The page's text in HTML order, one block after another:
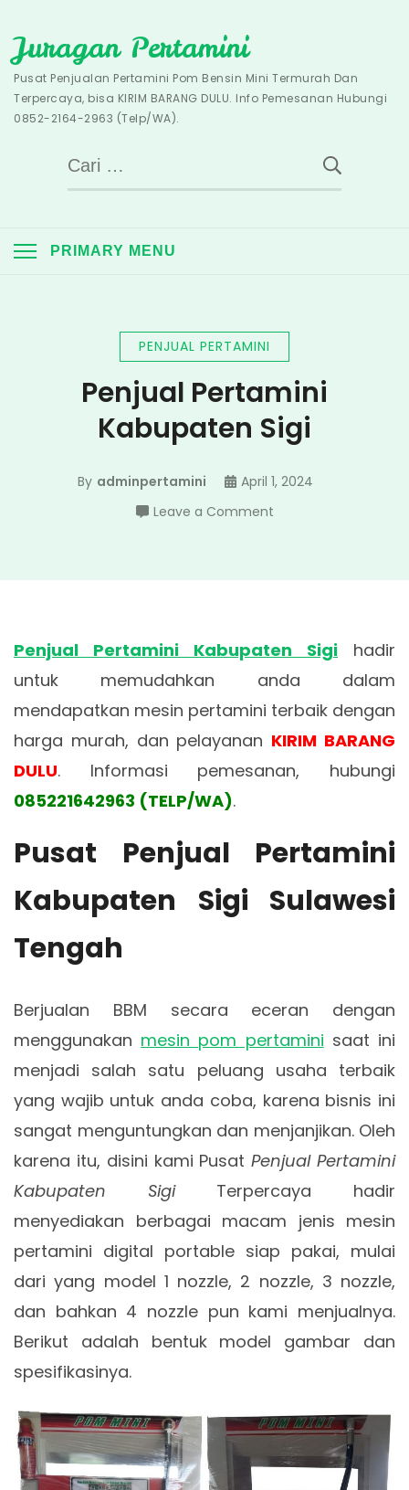
to
content
Juragan Pertamini
Pusat Penjualan Pertamini Pom Bensin Mini Termurah Dan
Terpercaya, bisa KIRIM BARANG DULU. Info Pemesanan Hubungi
0852-2164-2963 (Telp/WA).
Cari
untuk:
PRIMARY MENU
PENJUAL PERTAMINI
Penjual Pertamini
Kabupaten Sigi
By adminpertamini
April 1, 2024
Leave a Commenton
Kabupaten
Penjual Pertamini Kabupaten Sigi hadir
untuk memudahkan anda dalam
mendapatkan mesin pertamini terbaik dengan
harga murah, dan pelayanan KIRIM BARANG
DULU. Informasi pemesanan, hubungi
085221642963 (TELP/WA).
Pusat Penjual Pertamini
Kabupaten Sigi Sulawesi
Tengah
Berjualan BBM secara eceran dengan
menggunakan mesin pom pertamini saat ini
menjadi salah satu peluang usaha terbaik
yang wajib untuk anda coba, karena bisnis ini
sangat menguntungkan dan menjanjikan. Oleh
karena itu, disini kami PusatPenjual Pertamini
Kabupaten SigiTerpercaya hadir
menyediakan berbagai macam jenis mesin
pertamini digital portable siap pakai, mulai
dari yang model 1 nozzle, 2 nozzle, 3 nozzle,
dan bahkan 4 nozzle pun kami menjualnya.
Berikut adalah bentuk model gambar dan
spesifikasinya.